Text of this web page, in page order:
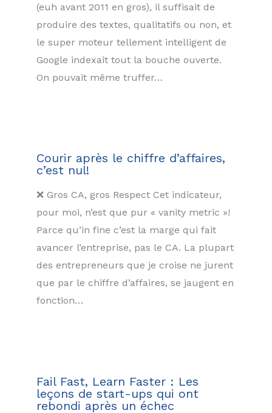
(euh avant 2011 en gros), il suffisait de
produire des textes, qualitatifs ou non, et
le super moteur tellement intelligent de
Google indexait tout la bouche ouverte.
On pouvait même truffer…
Courir après le chiffre d’affaires,
c’est nul!
❌ Gros CA, gros Respect Cet indicateur,
pour moi, n’est que pur « vanity metric »!
Parce qu’in fine c’est la marge qui fait
avancer l’entreprise, pas le CA. La plupart
des entrepreneurs que je croise ne jurent
que par le chiffre d’affaires, se jaugent en
fonction…
Fail Fast, Learn Faster : Les
leçons de start-ups qui ont
rebondi après un échec